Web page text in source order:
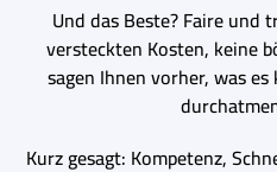
Und das Beste? Faire und
versteckten Kosten, keine
sagen Ihnen vorher, was
Kurz gesagt: Kompetenz,